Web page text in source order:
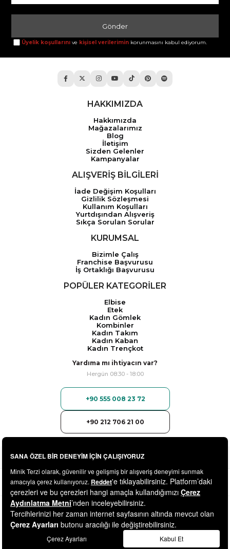
Gönder
Üyelik koşullarını ve kişisel verilerimin korunmasını kabul ediyorum.
HAKKIMIZDA
Hakkımızda
Mağazalarımız
Blog
İletişim
Sizden Gelenler
Kampanyalar
ALIŞVERİŞ BİLGİLERİ
İade Değişim Koşulları
Gizlilik Sözleşmesi
Kullanım Koşulları
Yurtdışından Alışveriş
Sıkça Sorulan Sorular
KURUMSAL
Bizimle Çalış
Franchise Başvurusu
İş Ortaklığı Başvurusu
POPÜLER KATEGORİLER
Elbise
Etek
Kadın Gömlek
Kombinler
Kadın Takım
Kadın Kaban
Kadın Trençkot
Yardıma mı ihtiyacın var?
Hergün 08:30 - 18:00
+90 555 008 23 72
+90 212 706 21 00
© 2025minikterzi.com - Tüm Hakları Saklıdır.